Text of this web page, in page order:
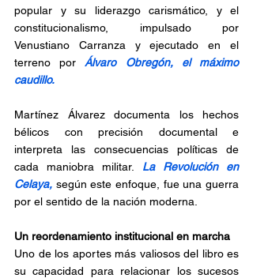
popular y su liderazgo carismático, y el
constitucionalismo, impulsado por
Venustiano Carranza y ejecutado en el
terreno por Álvaro Obregón, el máximo
caudillo.
Martínez Álvarez documenta los hechos
bélicos con precisión documental e
interpreta las consecuencias políticas de
cada maniobra militar. La Revolución en
Celaya, según este enfoque, fue una guerra
por el sentido de la nación moderna.
Un reordenamiento institucional en marcha
Uno de los aportes más valiosos del libro es
su capacidad para relacionar los sucesos